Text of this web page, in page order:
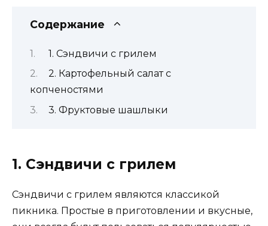
Содержание
1. Сэндвичи с грилем
2. Картофельный салат с
копченостями
3. Фруктовые шашлыки
1. Сэндвичи с грилем
Сэндвичи с грилем являются классикой
пикника. Простые в приготовлении и вкусные,